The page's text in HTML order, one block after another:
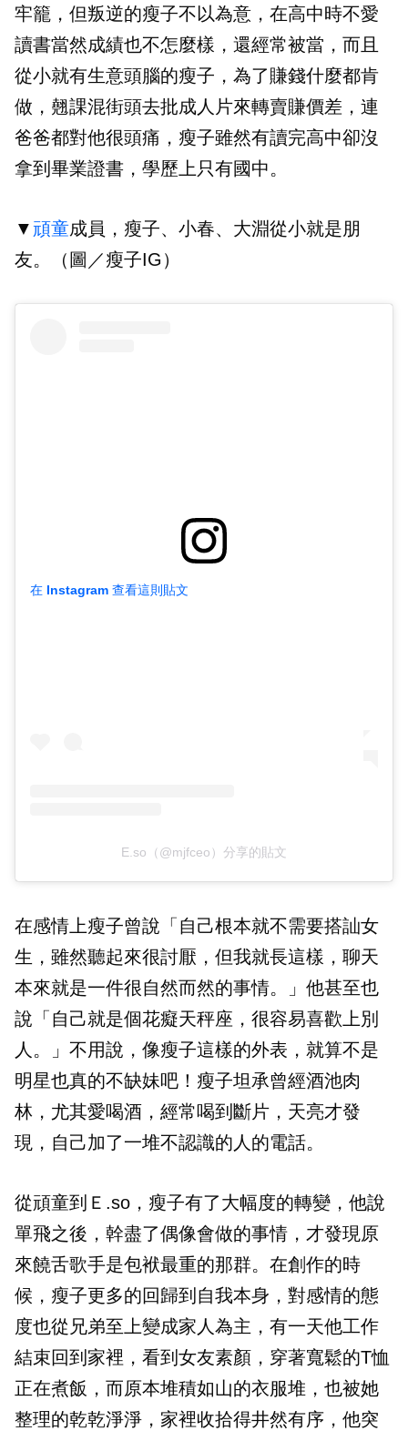
牢籠，但叛逆的瘦子不以為意，在高中時不愛
讀書當然成績也不怎麼樣，還經常被當，而且
從小就有生意頭腦的瘦子，為了賺錢什麼都肯
做，翹課混街頭去批成人片來轉賣賺價差，連
爸爸都對他很頭痛，瘦子雖然有讀完高中卻沒
拿到畢業證書，學歷上只有國中。
▼頑童成員，瘦子、小春、大淵從小就是朋
友。（圖／瘦子IG）
在 Instagram 查看這則貼文
E.so（@mjfceo）分享的貼文
在感情上瘦子曾說「自己根本就不需要搭訕女
生，雖然聽起來很討厭，但我就長這樣，聊天
本來就是一件很自然而然的事情。」他甚至也
說「自己就是個花癡天秤座，很容易喜歡上別
人。」不用說，像瘦子這樣的外表，就算不是
明星也真的不缺妹吧！瘦子坦承曾經酒池肉
林，尤其愛喝酒，經常喝到斷片，天亮才發
現，自己加了一堆不認識的人的電話。
從頑童到Ｅ.so，瘦子有了大幅度的轉變，他說
單飛之後，幹盡了偶像會做的事情，才發現原
來饒舌歌手是包袱最重的那群。在創作的時
候，瘦子更多的回歸到自我本身，對感情的態
度也從兄弟至上變成家人為主，有一天他工作
結束回到家裡，看到女友素顏，穿著寬鬆的T恤
正在煮飯，而原本堆積如山的衣服堆，也被她
整理的乾乾淨淨，家裡收拾得井然有序，他突